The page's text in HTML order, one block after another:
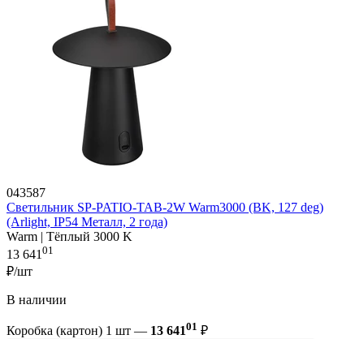
043587
Светильник SP-PATIO-TAB-2W Warm3000 (BK, 127 deg)
(Arlight, IP54 Металл, 2 года)
Warm | Тёплый 3000 K
13 641 01
₽/шт
В наличии
Коробка (картон) 1 шт — 13 64101 ₽